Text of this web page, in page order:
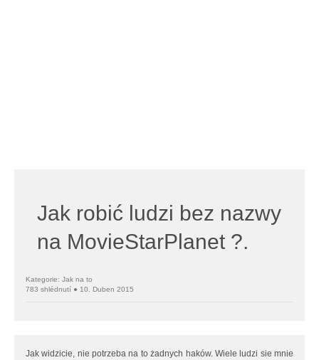
Jak robić ludzi bez nazwy
na MovieStarPlanet ?.
Kategorie: Jak na to
783 shlédnutí ● 10. Duben 2015
Jak widzicie, nie potrzeba na to żadnych haków. Wiele ludzi sie mnie